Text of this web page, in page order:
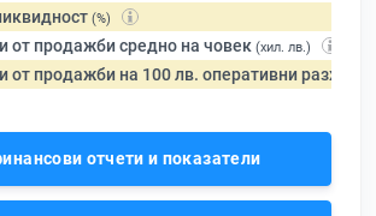
(%)
от продажби средно на човек (хил. лв.)
от продажби на 100 лв. оперативни разходи
отчети и показатели